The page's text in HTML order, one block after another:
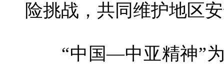
险挑战，共同维护地区
“中国—中亚精神”为